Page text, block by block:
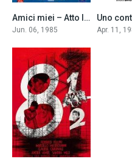
6.3Amici miei – Atto III° (1985)
Jun. 06, 1985 Apr. 11,